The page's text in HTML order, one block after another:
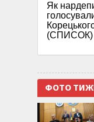
Як
(СПИСОК)
ФОТО